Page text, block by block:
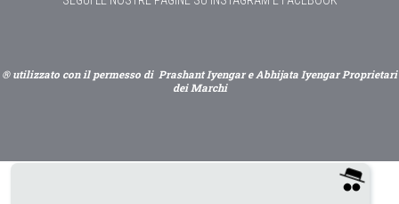
® utilizzato con il permesso di Prashant Iyengar e Abhijata Iyengar Proprietari
dei Marchi